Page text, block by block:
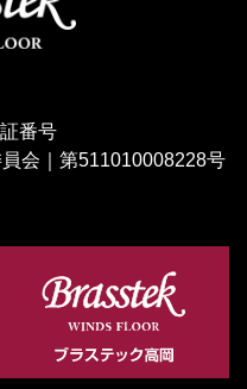
番号
会｜第511010008228号